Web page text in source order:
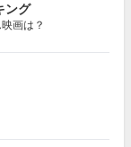
ング
画は？